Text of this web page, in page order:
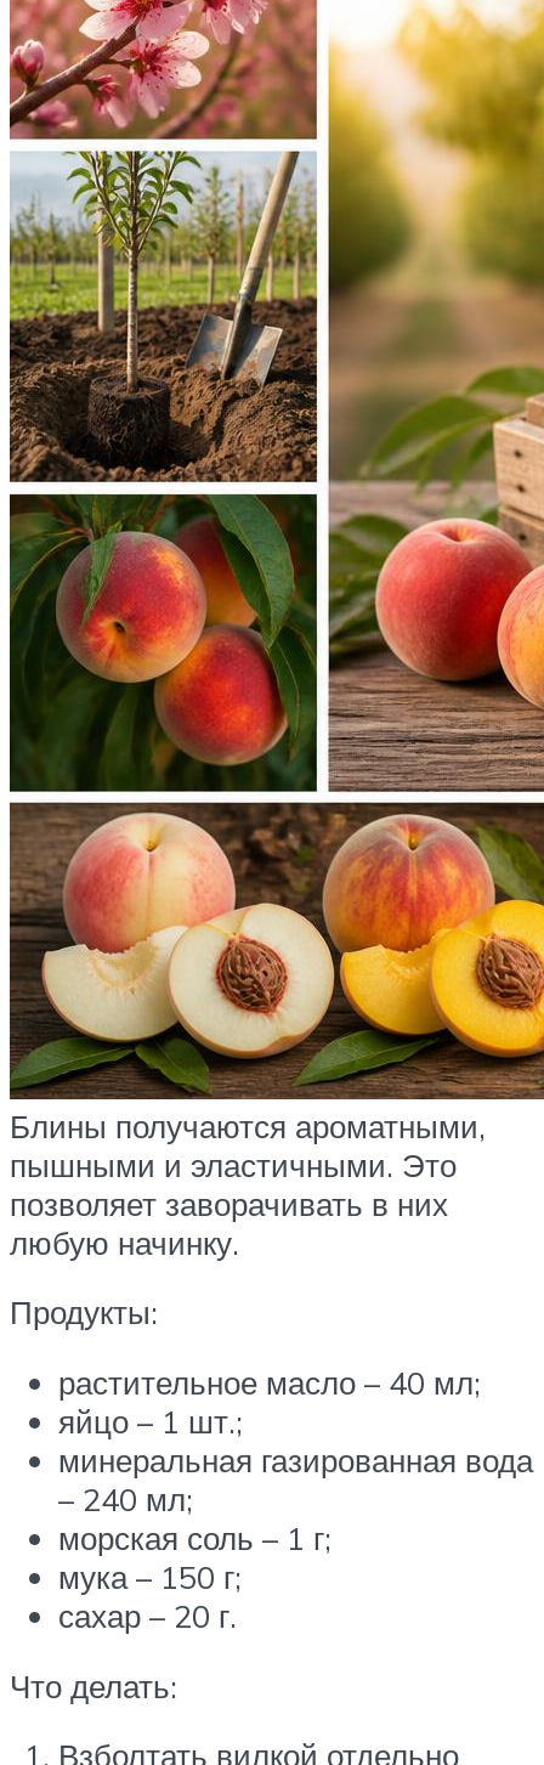
Блины получаются ароматными,
пышными и эластичными. Это
позволяет заворачивать в них
любую начинку.
Продукты:
растительное масло – 40 мл;
яйцо – 1 шт.;
минеральная газированная вода
– 240 мл;
морская соль – 1 г;
мука – 150 г;
сахар – 20 г.
Что делать:
Взболтать вилкой отдельно